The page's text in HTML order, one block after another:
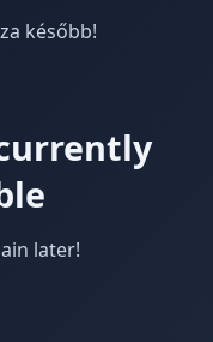
később!
later!